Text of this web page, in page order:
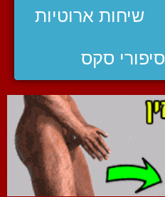
שיחות ארוטיות
סיפורי סקס